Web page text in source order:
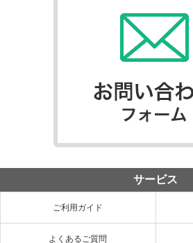
サービス
ご利用ガイド
よくあるご質問